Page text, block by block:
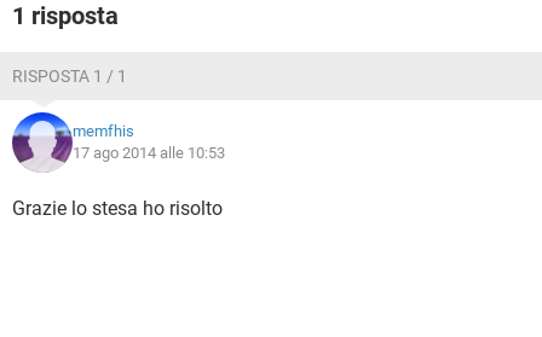
1 risposta
RISPOSTA 1 / 1
memfhis
17 ago 2014 alle 10:53
Grazie lo stesa ho risolto